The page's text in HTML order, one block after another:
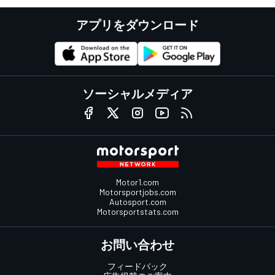
アプリをダウンロード
ソーシャルメディア
Motor1.com
Motorsportjobs.com
Autosport.com
Motorsportstats.com
お問い合わせ
フィードバック